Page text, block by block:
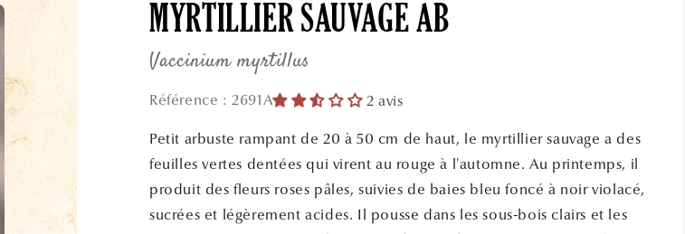
MYRTILLIER SAUVAGE AB
Vaccinium myrtillus
Référence : 2691A 2 avis
Petit arbuste rampant de 20 à 50 cm de haut, le myrtillier sauvage a des
feuilles vertes dentées qui virent au rouge à l'automne. Au printemps, il
produit des fleurs roses pâles, suivies de baies bleu foncé à noir violacé,
sucrées et légèrement acides. Il pousse dans les sous-bois clairs et les